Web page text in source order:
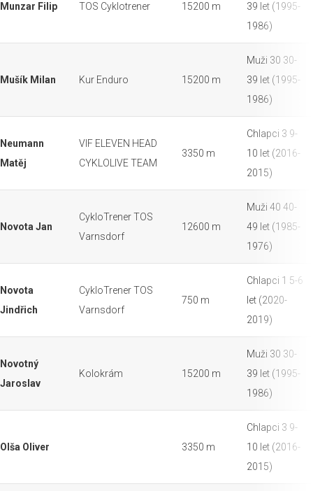
Munzar Filip TOS Cyklotrener 15200 m
39 let (1995-
1986)
Mušík Milan Kur Enduro 15200 m
Muži 30 30-
39 let (1995-
1986)
Neumann
Matěj
VIF ELEVEN HEAD
CYKLOLIVE TEAM
3350 m
Chlapci 3 9-
10 let (2016-
2015)
Novota Jan
CykloTrener TOS
Varnsdorf
12600 m
Muži 40 40-
49 let (1985-
1976)
Novota
Jindřich
CykloTrener TOS
Varnsdorf
750 m
Chlapci 1 5-6
let (2020-
2019)
Novotný
Jaroslav
Kolokrám 15200 m
Muži 30 30-
39 let (1995-
1986)
Olša Oliver 3350 m
Chlapci 3 9-
10 let (2016-
2015)